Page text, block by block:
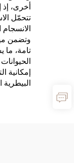
أخرى، إذ
تتحمّل
وتضمن
تامة، ما
إمكانية